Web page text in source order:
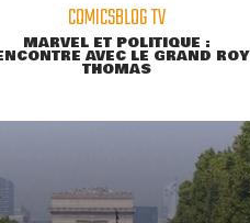
COMICSBLOG TV
MARVEL ET POLITIQUE :
AVEC LE GRAND ROY
THOMAS